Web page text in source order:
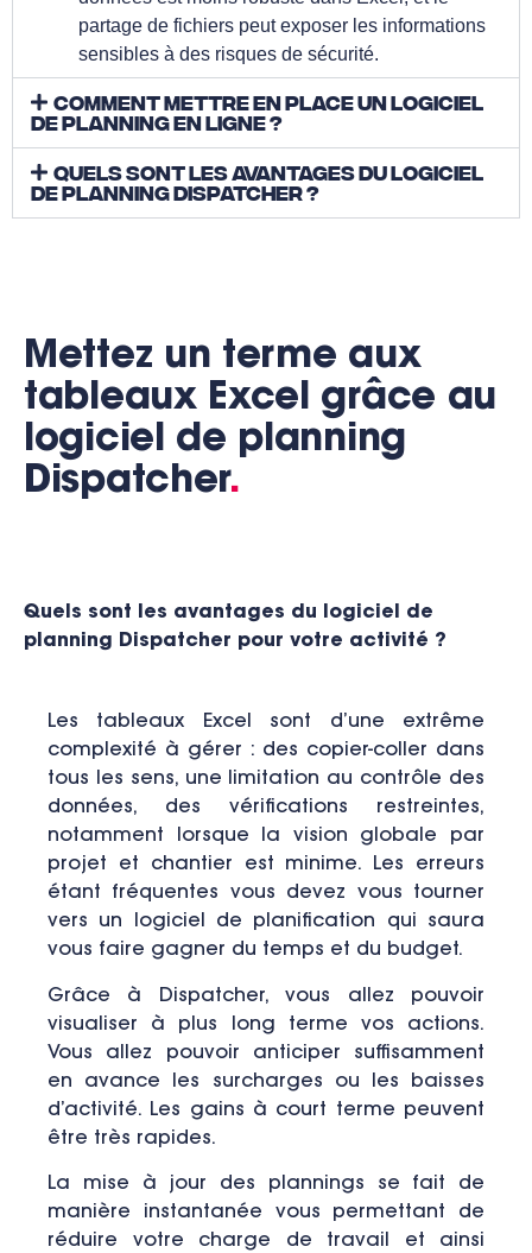
partage de fichiers peut exposer les informations
sensibles à des risques de sécurité.
Comment mettre en place un logiciel
de planning en ligne ?
Quels sont les avantages du logiciel
de planning Dispatcher ?
Mettez un terme aux
tableaux Excel grâce au
logiciel de planning
Dispatcher.
Quels sont les avantages du logiciel de
planning Dispatcher pour votre activité ?
Les tableaux Excel sont d’une extrême
complexité à gérer : des copier-coller dans
tous les sens, une limitation au contrôle des
données, des vérifications restreintes,
notamment lorsque la vision globale par
projet et chantier est minime. Les erreurs
étant fréquentes vous devez vous tourner
vers un logiciel de planification qui saura
vous faire gagner du temps et du budget.
Grâce à Dispatcher, vous allez pouvoir
visualiser à plus long terme vos actions.
Vous allez pouvoir anticiper suffisamment
en avance les surcharges ou les baisses
d’activité. Les gains à court terme peuvent
être très rapides.
La mise à jour des plannings se fait de
manière instantanée vous permettant de
réduire votre charge de travail et ainsi